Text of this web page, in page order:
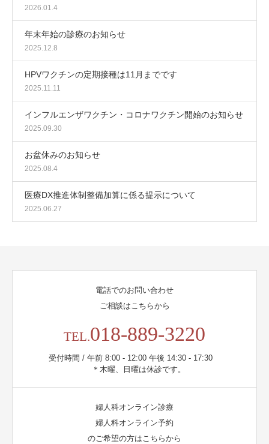
2026.01.4
年末年始の診療のお知らせ
2025.12.8
HPVワクチンの定期接種は11月までです
2025.11.11
インフルエンザワクチン・コロナワクチン開始のお知らせ
2025.09.30
お盆休みのお知らせ
2025.08.4
医療DX推進体制整備加算に係る提示について
2025.06.27
電話でのお問い合わせ
ご相談はこちらから
TEL.018-889-3220
受付時間 / 午前 8:00 - 12:00 午後 14:30 - 17:30
＊木曜、日曜は休診です。
婦人科オンライン診療
婦人科オンライン予約
のご希望の方はこちらから